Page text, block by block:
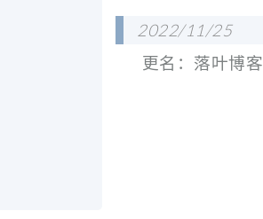
2022/11/25
更名：落叶博客